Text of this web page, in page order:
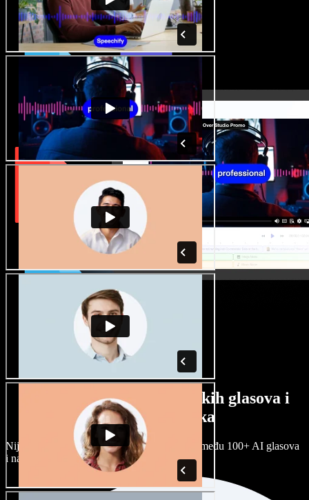
Veliki izbor muških i ženskih glasova i
raznih naglasaka
Nijedan projekt ne mora zvučati isto. Birajte među 100+ AI glasova
i naglasaka i prilagodite ih sebi.